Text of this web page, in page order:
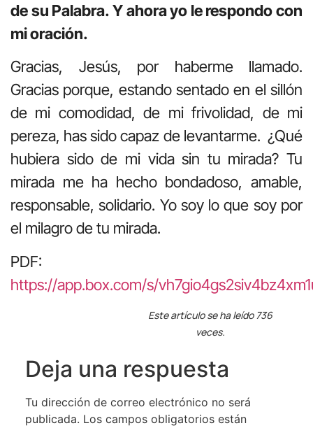
de su Palabra. Y ahora yo le respondo con
mi oración.
Gracias, Jesús, por haberme llamado.
Gracias porque, estando sentado en el sillón
de mi comodidad, de mi frivolidad, de mi
pereza, has sido capaz de levantarme. ¿Qué
hubiera sido de mi vida sin tu mirada? Tu
mirada me ha hecho bondadoso, amable,
responsable, solidario. Yo soy lo que soy por
el milagro de tu mirada.
PDF:
https://app.box.com/s/
Este artículo se ha leído 736
veces.
Deja una respuesta
Tu dirección de correo electrónico no será
publicada. Los campos obligatorios están